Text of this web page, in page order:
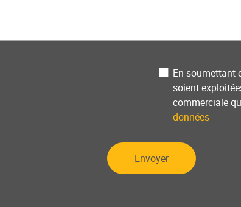
Privacy
En soumettant
soient
commerciale
données
Envoyer